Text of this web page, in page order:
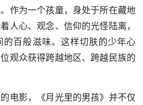
作为一个孩童，身处于所在藏地
人心、观念、信仰的光怪陆离，
的百般滋味。这样切肤的少年心
观众获得跨越地区、跨越民族的
电影，《月光里的男孩》并不仅